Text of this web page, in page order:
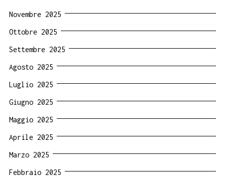
Novembre 2025
Ottobre 2025
Settembre 2025
Agosto 2025
Luglio 2025
Giugno 2025
Maggio 2025
Aprile 2025
Marzo 2025
Febbraio 2025